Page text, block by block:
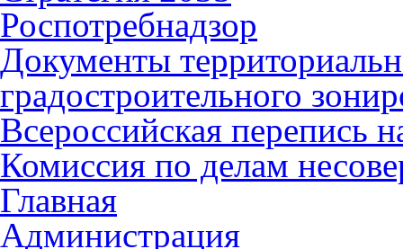
Роспотребнадзор
Документы
градостроительного
Всероссийская перепись
Комиссия по делам
Главная
Администрация